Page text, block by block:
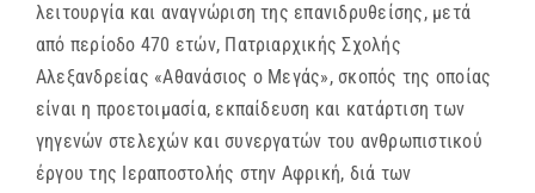
λειτουργία και αναγνώριση της επανιδρυθείσης, μετά
από περίοδο 470 ετών, Πατριαρχικής Σχολής
Αλεξανδρείας «Αθανάσιος ο Μεγάς», σκοπός της οποίας
είναι η προετοιμασία, εκπαίδευση και κατάρτιση των
γηγενών στελεχών και συνεργατών του ανθρωπιστικού
έργου της Ιεραποστολής στην Αφρική, διά των